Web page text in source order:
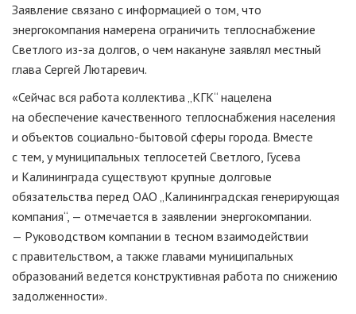
Заявление связано с информацией о том, что
энергокомпания намерена ограничить теплоснабжение
Светлого из-за долгов, о чем накануне заявлял местный
глава Сергей Лютаревич.
«Сейчас вся работа коллектива „КГК“ нацелена
на обеспечение качественного теплоснабжения населения
и объектов социально-бытовой сферы города. Вместе
с тем, у муниципальных теплосетей Светлого, Гусева
и Калининграда существуют крупные долговые
обязательства перед ОАО „Калининградская генерирующая
компания“, — отмечается в заявлении энергокомпании.
— Руководством компании в тесном взаимодействии
с правительством, а также главами муниципальных
образований ведется конструктивная работа по снижению
задолженности».